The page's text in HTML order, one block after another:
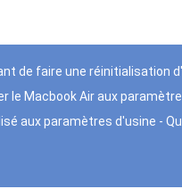
de faire une réinitialisation
le Macbook Air aux
aux paramètres d'usine -